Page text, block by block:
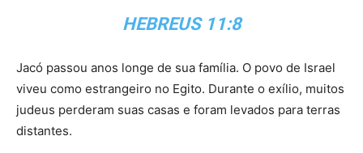
HEBREUS 11:8
Jacó passou anos longe de sua família. O povo de Israel
viveu como estrangeiro no Egito. Durante o exílio, muitos
judeus perderam suas casas e foram levados para terras
distantes.